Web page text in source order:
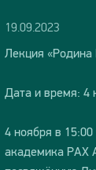
19.09.2023
Лекция «Родина
Дата и время: 4
4 ноября в
академика РАХ